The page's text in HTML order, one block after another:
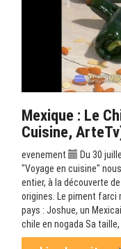
Mexique : Le
Cuisine,
evenement
Du 30
"Voyage en cuisine"
entier, à la découverte
origines. Le piment farci
pays : Joshue, un
chile en nogada Sa